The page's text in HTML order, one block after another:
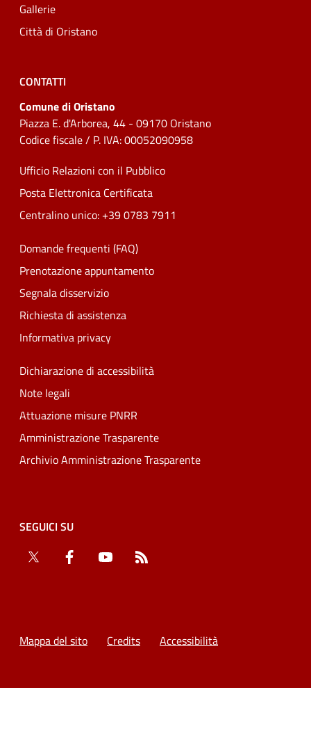
Gallerie
Città di Oristano
CONTATTI
Comune di Oristano
Piazza E. d'Arborea, 44 - 09170 Oristano
Codice fiscale / P. IVA: 00052090958
Ufficio Relazioni con il Pubblico
Posta Elettronica Certificata
Centralino unico: +39 0783 7911
Domande frequenti (FAQ)
Prenotazione appuntamento
Segnala disservizio
Richiesta di assistenza
Informativa privacy
Dichiarazione di accessibilità
Note legali
Attuazione misure PNRR
Amministrazione Trasparente
Archivio Amministrazione Trasparente
SEGUICI SU
Twitter
Facebook YouTube
Mappa del sito Credits Accessibilità